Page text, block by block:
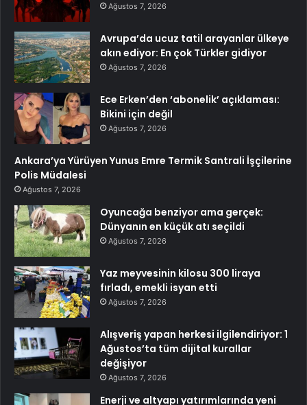
Ağustos 7, 2026
Avrupa’da ucuz tatil arayanlar ülkeye
akın ediyor: En çok Türkler gidiyor
Ağustos 7, 2026
Ece Erken’den ‘abonelik’ açıklaması:
Bikini için değil
Ağustos 7, 2026
Ankara’ya Yürüyen Yunus Emre Termik Santrali İşçilerine
Polis Müdalesi
Ağustos 7, 2026
Oyuncağa benziyor ama gerçek:
Dünyanın en küçük atı seçildi
Ağustos 7, 2026
Yaz meyvesinin kilosu 300 liraya
fırladı, emekli isyan etti
Ağustos 7, 2026
Alışveriş yapan herkesi ilgilendiriyor: 1
Ağustos’ta tüm dijital kurallar
değişiyor
Ağustos 7, 2026
Enerji ve altyapı yatırımlarında yeni